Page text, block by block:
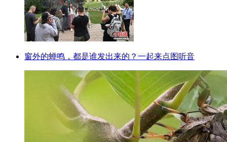
窗外的蝉鸣，都是谁发出来的？一起来点图听音